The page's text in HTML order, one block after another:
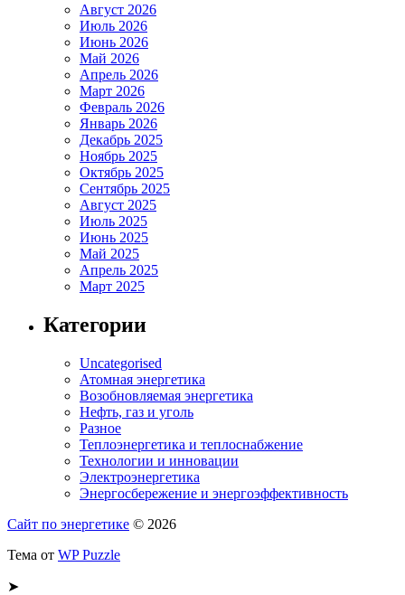
Август 2026
Июль 2026
Июнь 2026
Май 2026
Апрель 2026
Март 2026
Февраль 2026
Январь 2026
Декабрь 2025
Ноябрь 2025
Октябрь 2025
Сентябрь 2025
Август 2025
Июль 2025
Июнь 2025
Май 2025
Апрель 2025
Март 2025
Категории
Uncategorised
Атомная энергетика
Возобновляемая энергетика
Нефть, газ и уголь
Разное
Теплоэнергетика и теплоснабжение
Технологии и инновации
Электроэнергетика
Энергосбережение и энергоэффективность
Сайт по энергетике © 2026
Тема от WP Puzzle
➤